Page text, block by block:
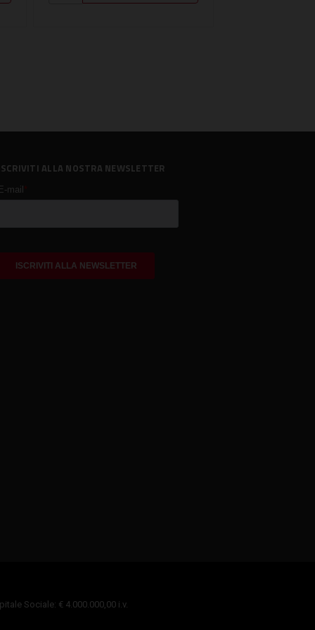
ALLA NOSTRA NEWSLETTER
Sociale: € 4.000.000,00 i.v.